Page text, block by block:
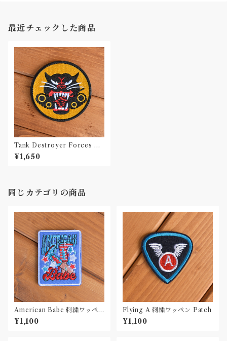
最近チェックした商品
Tank Destroyer Forces 刺
繍ワッペン Patch
¥1,650
同じカテゴリの商品
American Babe 刺繍ワッペ
ン Patch
¥1,100
Flying A 刺繍ワッペン Patch
¥1,100